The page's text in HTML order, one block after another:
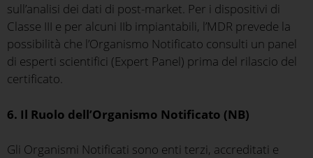
sull’analisi dei dati di post-market. Per i dispositivi di
Classe III e per alcuni IIb impiantabili, l’MDR prevede la
possibilità che l’Organismo Notificato consulti un panel
di esperti scientifici (Expert Panel) prima del rilascio del
certificato.
6. Il Ruolo dell’Organismo Notificato (NB)
Gli Organismi Notificati sono enti terzi, accreditati e